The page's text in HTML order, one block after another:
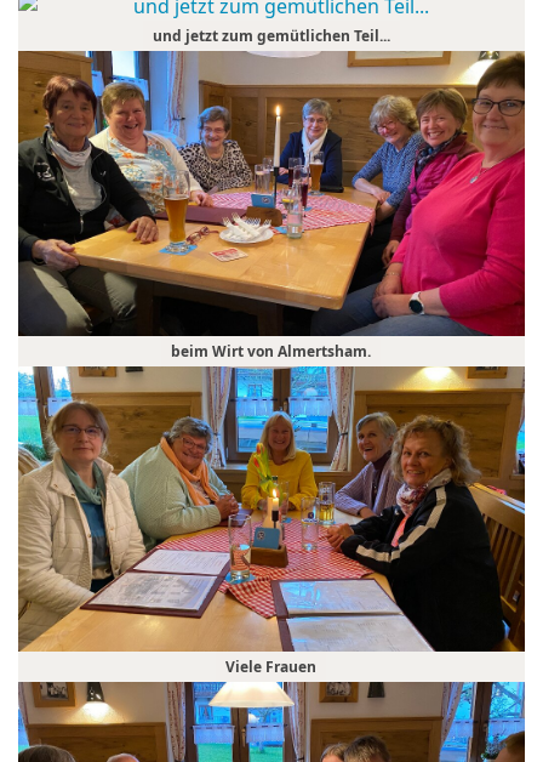
und jetzt zum gemütlichen Teil...
beim Wirt von Almertsham.
Viele Frauen